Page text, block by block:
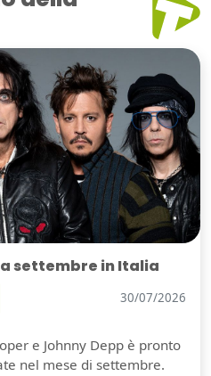
settembre in Italia
30/07/2026
e Johnny Depp è pronto
nel mese di settembre.